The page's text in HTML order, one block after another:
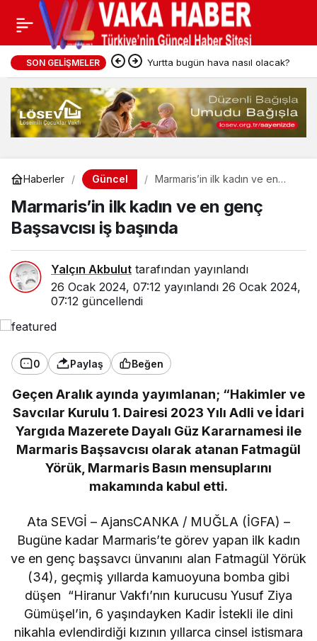
SON GELIŞMELER Yurtta bugün hava nasıl olacak?
Haberler Güncel
Marmaris’in ilk kadın ve en
Marmaris’in ilk kadın ve en genç
Başsavcısı iş başında
Yalçın Akbulut tarafından yayınlandı
26 Ocak 2024, 07:12 yayınlandı 26 Ocak 2024,
07:12 güncellendi
0 Paylaş Beğen
Geçen Aralık ayında yayımlanan; “Hakimler ve
Savcılar Kurulu 1. Dairesi 2023 Yılı Adli ve İdari
Yargıda Mazerete Dayalı Güz Kararnamesi ile
Marmaris Başsavcısı olarak atanan Fatmagül
Yörük, Marmaris Basın mensuplarını
makamında kabul etti.
Ata SEVGİ – AjansCANKA / MUĞLA (İGFA) –
Bugüne kadar Marmaris’te görev yapan ilk kadın
ve en genç başsavcı ünvanını alan Fatmagül Yörük
(34), geçmiş yıllarda kamuoyuna bomba gibi
düşen “Hiranur Vakfı’nın kurucusu Yusuf Ziya
Gümüşel’in, 6 yaşındayken Kadir İstekli ile dini
nikahla evlendirdiği kızının yıllarca cinsel istismara